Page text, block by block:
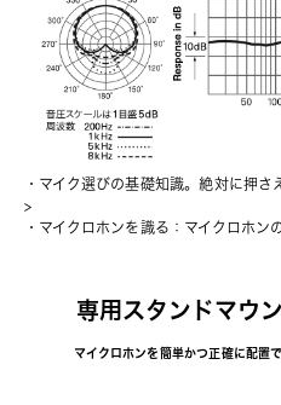
・ マイク選びの基礎知識。絶対に押
>
・ マイクロホンを識る：マイクロホン
専用スタンドマウ
マイクロホンを簡単かつ正確に配置